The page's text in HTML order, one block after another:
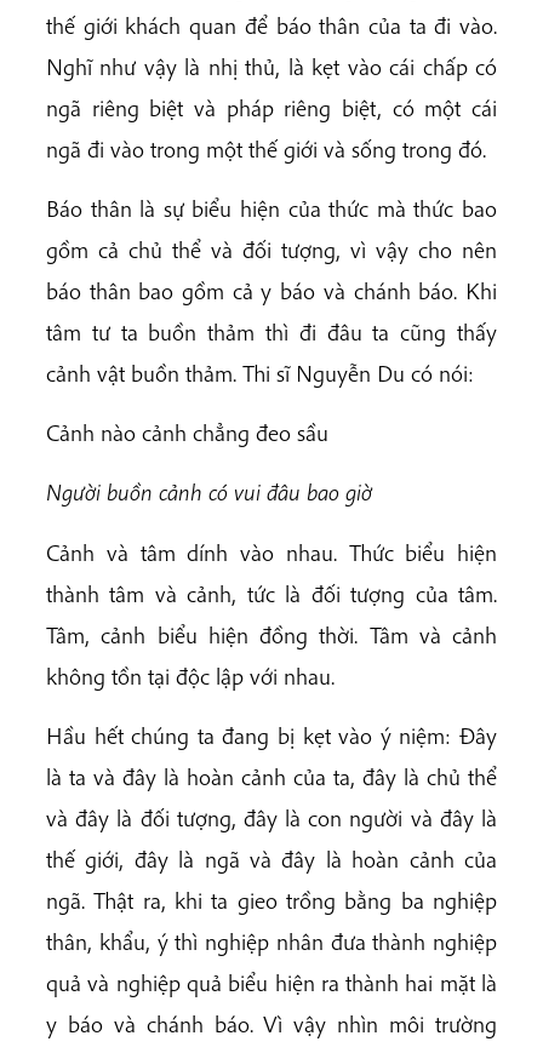
thế giới khách quan để báo thân của ta đi vào.
Nghĩ như vậy là nhị thủ, là kẹt vào cái chấp có
ngã riêng biệt và pháp riêng biệt, có một cái
ngã đi vào trong một thế giới và sống trong đó.
Báo thân là sự biểu hiện của thức mà thức bao
gồm cả chủ thể và đối tượng, vì vậy cho nên
báo thân bao gồm cả y báo và chánh báo. Khi
tâm tư ta buồn thảm thì đi đâu ta cũng thấy
cảnh vật buồn thảm. Thi sĩ Nguyễn Du có nói:
Cảnh nào cảnh chẳng đeo sầu
Người buồn cảnh có vui đâu bao giờ
Cảnh và tâm dính vào nhau. Thức biểu hiện
thành tâm và cảnh, tức là đối tượng của tâm.
Tâm, cảnh biểu hiện đồng thời. Tâm và cảnh
không tồn tại độc lập với nhau.
Hầu hết chúng ta đang bị kẹt vào ý niệm: Đây
là ta và đây là hoàn cảnh của ta, đây là chủ thể
và đây là đối tượng, đây là con người và đây là
thế giới, đây là ngã và đây là hoàn cảnh của
ngã. Thật ra, khi ta gieo trồng bằng ba nghiệp
thân, khẩu, ý thì nghiệp nhân đưa thành nghiệp
quả và nghiệp quả biểu hiện ra thành hai mặt là
y báo và chánh báo. Vì vậy nhìn môi trường